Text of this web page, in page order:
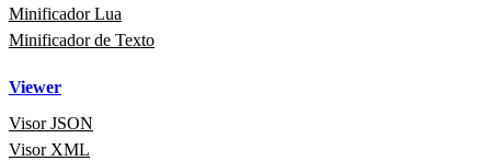
Minificador Lua
Minificador de Texto
Viewer
Visor JSON
Visor XML